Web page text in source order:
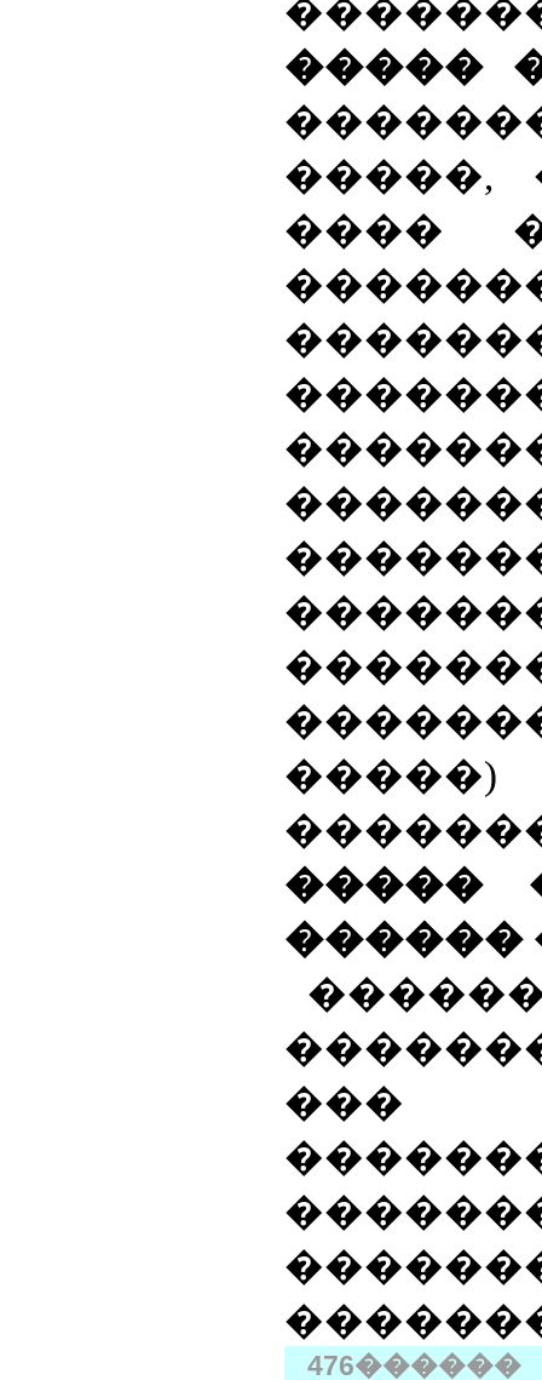
�����
�����,
����
�����)
�����
������
���
476